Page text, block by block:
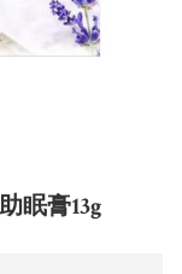
眠膏13g